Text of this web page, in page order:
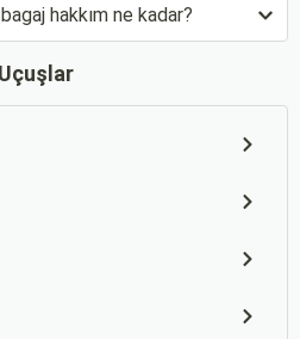
hakkım ne kadar?